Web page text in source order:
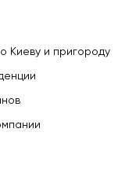
Киеву и пригороду